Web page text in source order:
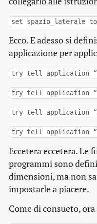
set spazio_laterale
Ecco. E adesso si
applicazione per
try tell application
try tell application
try tell application
try tell application
Eccetera eccetera. Le
programmi sono
dimensioni, ma non
impostarle a piacere.
Come di consueto,